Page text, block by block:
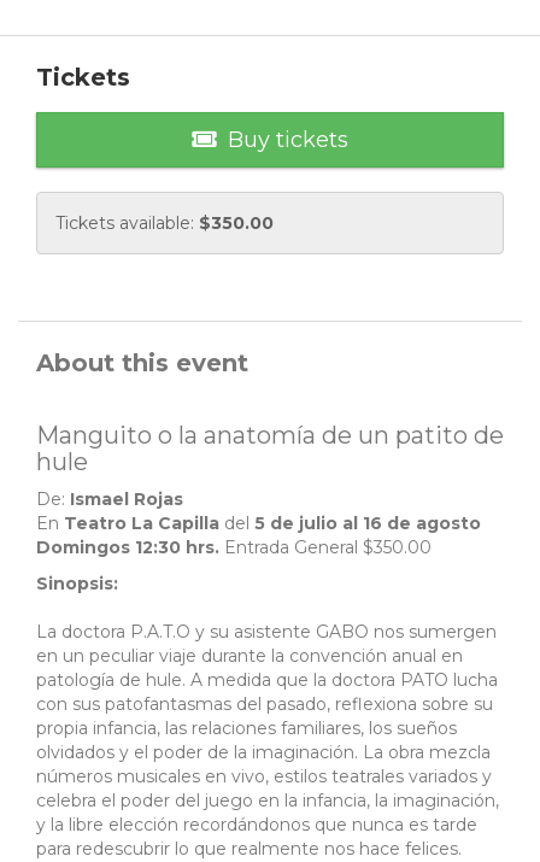
Tickets
Buy tickets
Tickets available: $350.00
About this event
Manguito o la anatomía de un patito de
hule
De: Ismael Rojas
En Teatro La Capilla del 5 de julio al 16 de agosto
Domingos 12:30 hrs. Entrada General $350.00
Sinopsis:
La doctora P.A.T.O y su asistente GABO nos sumergen
en un peculiar viaje durante la convención anual en
patología de hule. A medida que la doctora PATO lucha
con sus patofantasmas del pasado, reflexiona sobre su
propia infancia, las relaciones familiares, los sueños
olvidados y el poder de la imaginación. La obra mezcla
números musicales en vivo, estilos teatrales variados y
celebra el poder del juego en la infancia, la imaginación,
y la libre elección recordándonos que nunca es tarde
para redescubrir lo que realmente nos hace felices.